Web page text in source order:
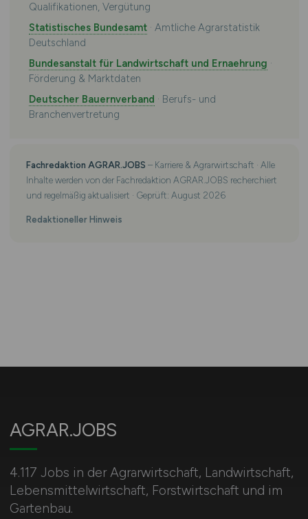
Qualifikationen, Vergütung
Statistisches Bundesamt· Amtliche Agrarstatistik
Deutschland
Bundesanstalt für Landwirtschaft und Ernaehrung ·
Förderung & Marktdaten
Deutscher Bauernverband · Berufs- und
Branchenvertretung
Fachredaktion AGRAR.JOBS – Karriere & Agrarwirtschaft · Alle
Inhalte werden von der Fachredaktion AGRAR.JOBS recherchiert
und regelmäßig aktualisiert · Geprüft: August 2026
Redaktioneller Hinweis
AGRAR.JOBS
4.117 Jobs in der Agrarwirtschaft, Landwirtschaft,
Lebensmittelwirtschaft, Forstwirtschaft und im
Gartenbau.